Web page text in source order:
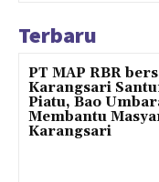
Terbaru
PT MAP RBR
Karangsari
Piatu, Bao
Membantu
Karangsari